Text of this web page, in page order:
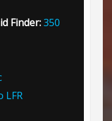
Finder:350
LFR